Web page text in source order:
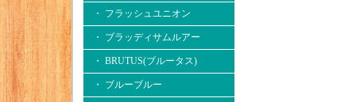
・ フラッシュユニオン
・ ブラッディサムルアー
・ BRUTUS(ブルータス)
・ ブルーブルー